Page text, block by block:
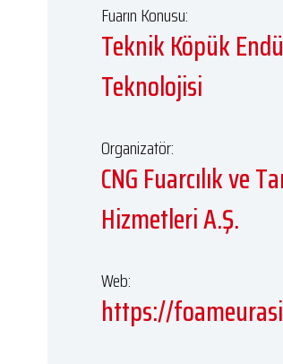
Fuarın Konusu:
Teknik Köpük
Teknolojisi
Organizatör:
CNG Fuarcılık ve
Hizmetleri A.Ş.
Web:
https://